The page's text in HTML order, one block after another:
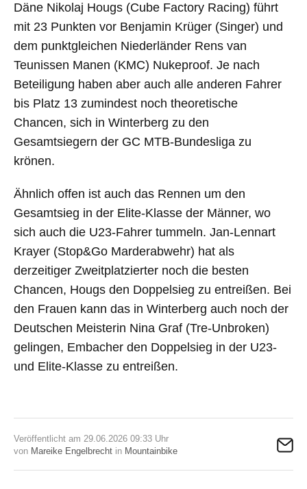
Däne Nikolaj Hougs (Cube Factory Racing) führt
mit 23 Punkten vor Benjamin Krüger (Singer) und
dem punktgleichen Niederländer Rens van
Teunissen Manen (KMC) Nukeproof. Je nach
Beteiligung haben aber auch alle anderen Fahrer
bis Platz 13 zumindest noch theoretische
Chancen, sich in Winterberg zu den
Gesamtsiegern der GC MTB-Bundesliga zu
krönen.
Ähnlich offen ist auch das Rennen um den
Gesamtsieg in der Elite-Klasse der Männer, wo
sich auch die U23-Fahrer tummeln. Jan-Lennart
Krayer (Stop&Go Marderabwehr) hat als
derzeitiger Zweitplatzierter noch die besten
Chancen, Hougs den Doppelsieg zu entreißen. Bei
den Frauen kann das in Winterberg auch noch der
Deutschen Meisterin Nina Graf (Tre-Unbroken)
gelingen, Embacher den Doppelsieg in der U23-
und Elite-Klasse zu entreißen.
Veröffentlicht am 29.06.2026 09:33 Uhr
von Mareike Engelbrecht in Mountainbike